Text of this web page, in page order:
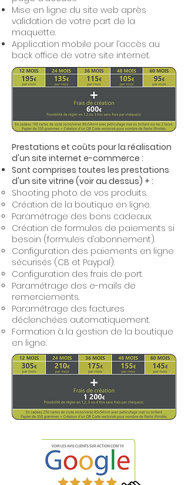
Mise en ligne du site web après
validation de votre part de la
maquette.
Application mobile pour l’accès au
back office de votre site internet.
Prestations et coûts pour la réalisation
d'un site internet e-commerce :
Sont comprises toutes les prestations
d'un site vitrine (voir au dessus) + :
Shooting photo de vos produits.
Création de la boutique en ligne.
Paramétrage des bons cadeaux.
Création de formules de paiements si
besoin (formules d’abonnement).
Configuration des paiements en ligne
sécurisés (CB et Paypal).
Configuration des frais de port.
Paramétrage des e-mails de
remerciements.
Paramétrage des factures
déclenchées automatiquement.
Formation à la gestion de la boutique
en ligne.